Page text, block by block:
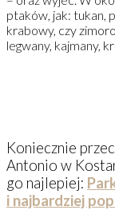
ptaków, jak: tukan,
krabowy, czy
legwany, kajmany,
Koniecznie
Antonio w
go najlepiej:
i najbardziej